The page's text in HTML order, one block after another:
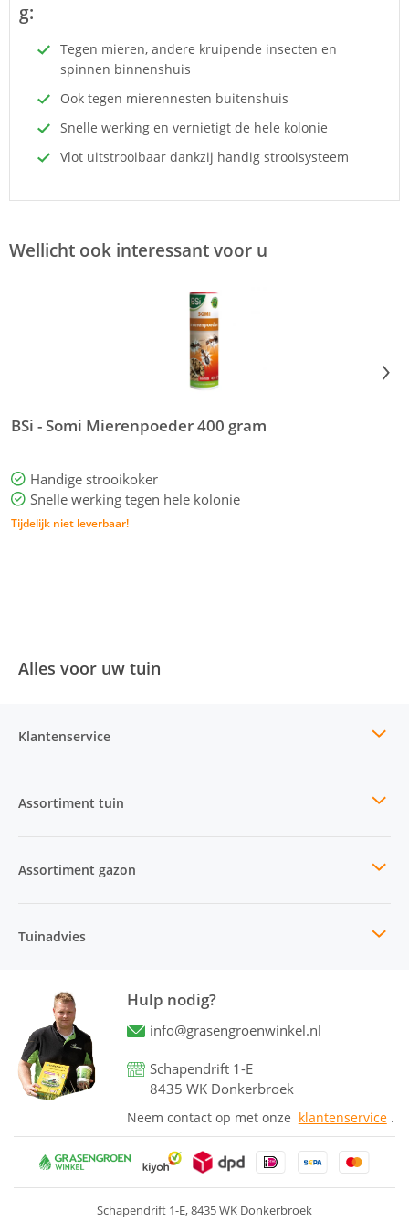
g:
Tegen mieren, andere kruipende insecten en
spinnen binnenshuis
Ook tegen mierennesten buitenshuis
Snelle werking en vernietigt de hele kolonie
Vlot uitstrooibaar dankzij handig strooisysteem
Wellicht ook interessant voor u
BSi - Somi Mierenpoeder 400 gram
Handige strooikoker
Snelle werking tegen hele kolonie
Tijdelijk niet leverbaar!
Alles voor uw tuin
Hulp nodig?
Neem contact op met onze klantenservice .
info@grasengroenwinkel.nl
Schapendrift 1-E
8435 WK Donkerbroek
Klantenservice
Assortiment tuin
Assortiment gazon
Tuinadvies
Schapendrift 1-E 8435 WK Donkerbroek